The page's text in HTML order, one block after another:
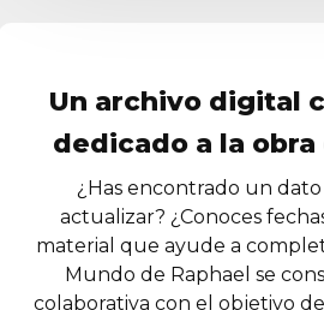
Un archivo digital
dedicado a la obra
¿Has encontrado un
actualizar? ¿Conoces
material que ayude a
Mundo de Raphael se
colaborativa con el objetivo